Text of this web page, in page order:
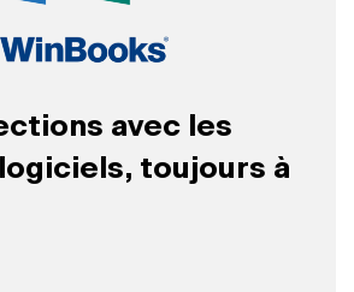
avec les
toujours à